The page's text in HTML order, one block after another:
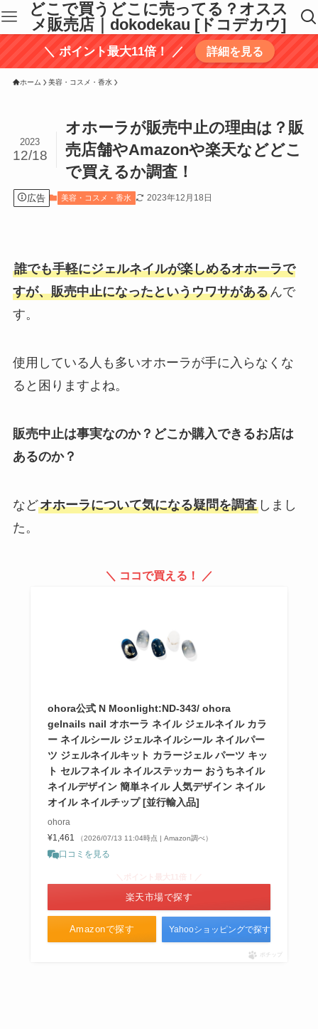
どこで買うどこに売ってる？オスス
メ販売店｜dokodekau [ドコデカウ]
＼ ポイント最大11倍！ ／ 詳細を見る
ホーム 美容・コスメ・香水
オホーラが販売中止の理由は？販
売店舗やAmazonや楽天などどこ
で買えるか調査！
2023
12/18
広告 美容・コスメ・香水 2023年12月18日
誰でも手軽にジェルネイルが楽しめるオホーラで
すが、販売中止になったというウワサがあるんで
す。
使用している人も多いオホーラが手に入らなくな
ると困りますよね。
販売中止は事実なのか？どこか購入できるお店は
あるのか？
などオホーラについて気になる疑問を調査しまし
た。
＼ ココで買える！ ／
ohora公式 N Moonlight:ND-343/ ohora
gelnails nail オホーラ ネイル ジェルネイル カラ
ー ネイルシール ジェルネイルシール ネイルパー
ツ ジェルネイルキット カラージェル パーツ キッ
ト セルフネイル ネイルステッカー おうちネイル
ネイルデザイン 簡単ネイル 人気デザイン ネイル
オイル ネイルチップ [並行輸入品]
ohora
¥1,461
（2026/07/13 11:04時点 | Amazon調べ）
口コミを見る
Amazonで探す
楽天市場で探す
Yahooショッピングで探す
ポチップ